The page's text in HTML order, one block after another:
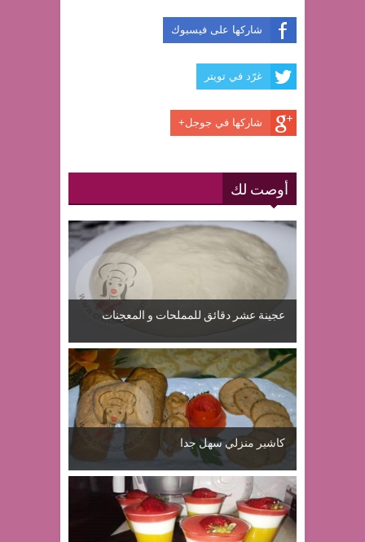
شاركها على فيسبوك
غرّد في تويتر
شاركها في جوجل+
أوصت لك
عجينة عشر دقائق للمملحات و المعجنات
كاشير منزلي سهل جدا